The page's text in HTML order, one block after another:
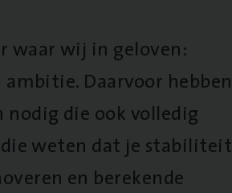
waar wij in geloven:
Daarvoor hebben
nodig die ook volledig
weten dat je stabiliteit
en berekende